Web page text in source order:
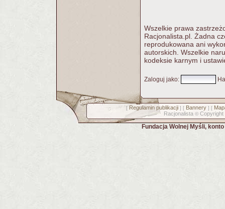
Wszelkie prawa
Racjonalista.pl. Żadna
reprodukowana ani
autorskich. Wszelkie
kodeksie karnym i
Zaloguj jako:
[ Regulamin publikacji] [ Bannery] [
Racjonalista © Copyright
Fundacja Wolnej Myśli,